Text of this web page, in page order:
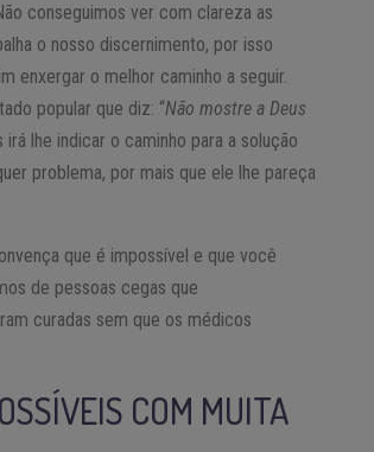
conseguimos ver com clareza as
o nosso discernimento, por isso
enxergar o melhor caminho a seguir.
popular que diz: “Não mostre a Deus
irá lhe indicar o caminho para a solução
problema, por mais que ele lhe pareça
que é impossível e que você
de pessoas cegas que
curadas sem que os médicos
COM MUITA